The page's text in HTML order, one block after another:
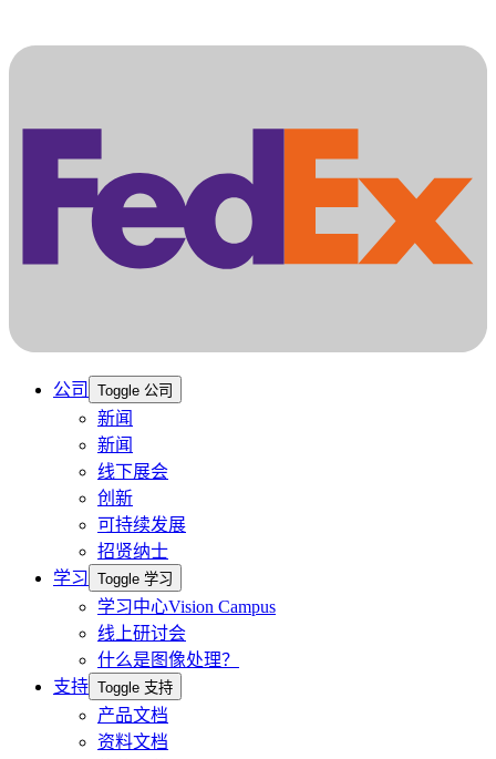
公司 Toggle 公司
新闻
新闻
线下展会
创新
可持续发展
招贤纳士
学习 Toggle 学习
学习中心Vision Campus
线上研讨会
什么是图像处理？
支持 Toggle 支持
产品文档
资料文档